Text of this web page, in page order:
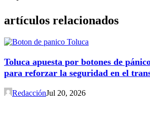
artículos relacionados
Toluca apuesta por botones de
para reforzar la seguridad en el
RedacciónJul 20, 2026